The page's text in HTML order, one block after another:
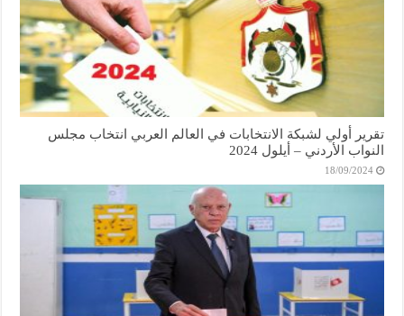
تقرير أولي لشبكة الانتخابات في العالم العربي انتخاب مجلس
النواب الأردني – أيلول 2024
18/09/2024